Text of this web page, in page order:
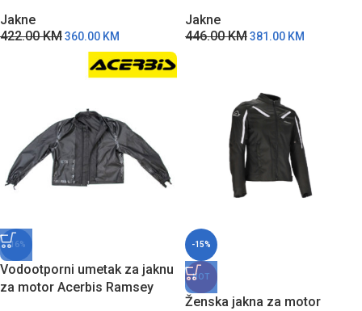
Jakne
422.00KM360.00 KM
Jakne
446.00KM381.00 KM
-16%
Vodootporni umetak za jaknu
za motor Acerbis Ramsey
-15%
HOT
Ženska jakna za motor